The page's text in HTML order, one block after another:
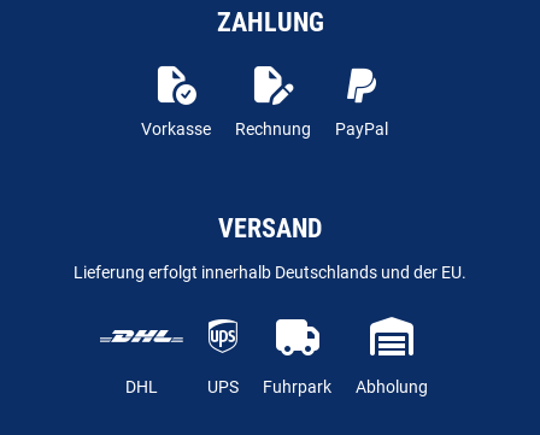
ZAHLUNG
Vorkasse Rechnung PayPal
VERSAND
Lieferung erfolgt innerhalb Deutschlands und der EU.
DHL UPS Fuhrpark Abholung